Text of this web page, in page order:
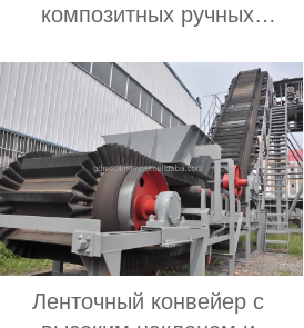
композитных ручных
дробилки
Ленточный конвейер с